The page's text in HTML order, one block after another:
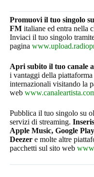
Promuovi il tuo singolo
FM italiane ed entra nella
Inviaci il tuo singolo
pagina
Apri subito il tuo canale
i vantaggi della
internazionali visitando la
web
Pubblica il tuo singolo su
servizi di streaming.
Apple Music, Google
Deezer e molte altre
pacchetti sul sito web